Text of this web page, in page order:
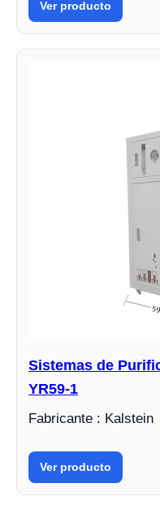
Ver producto
Sistemas de
YR59-1
Fabricante : Kalstein
Ver producto